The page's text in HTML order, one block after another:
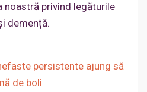
noastră privind legăturile
demență.
persistente ajung să
de boli